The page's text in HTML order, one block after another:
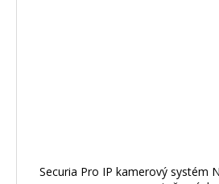
Securia Pro IP kamerový systém